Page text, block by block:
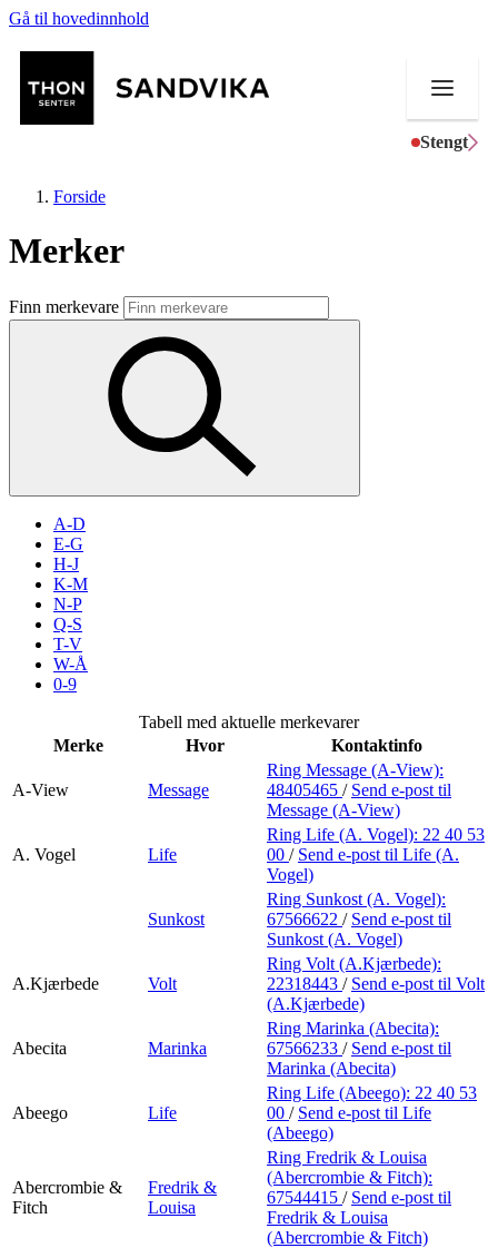
Gå til hovedinnhold
Stengt
Butikker
Mat og drikke
Aktiviteter
Merker
Inspirasjon
Søk
Åpningstider
Praktisk informasjon
Min Shopping-app
Forside
Merker
Finn merkevare
A-D
E-G
H-J
K-M
N-P
Q-S
T-V
W-Å
0-9
Tabell med aktuelle merkevarer
Merke
Hvor Kontaktinfo
A-View Message
Ring Message (A-View):
48405465 / Send e-post til
Message (A-View)
A. Vogel Life
Ring Life (A. Vogel): 22 40 53
00 / Send e-post til Life (A.
Vogel)
Sunkost
Ring Sunkost (A. Vogel):
67566622 / Send e-post til
Sunkost (A. Vogel)
A.Kjærbede Volt
Ring Volt (A.Kjærbede):
22318443 / Send e-post til Volt
(A.Kjærbede)
Abecita Marinka
Ring Marinka (Abecita):
67566233 / Send e-post til
Marinka (Abecita)
Abeego Life
Ring Life (Abeego): 22 40 53
00 / Send e-post til Life
(Abeego)
Abercrombie &
Fitch
Fredrik &
Louisa
Ring Fredrik & Louisa
(Abercrombie & Fitch):
67544415 / Send e-post til
Fredrik & Louisa
(Abercrombie & Fitch)